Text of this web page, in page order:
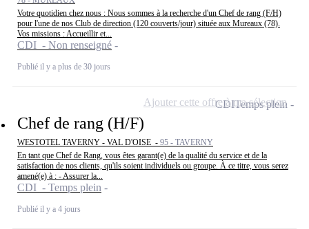
Votre quotidien chez nous : Nous sommes à la recherche d'un Chef de rang (F/H)
pour l'une de nos Club de direction (120 couverts/jour) située aux Mureaux (78).
Vos missions : Accueillir et...
CDI - Non renseigné
Publié il y a plus de 30 jours
Chef de rang (H/F)
WESTOTEL TAVERNY - VAL D'OISE - 95 - TAVERNY
En tant que Chef de Rang, vous êtes garant(e) de la qualité du service et de la
satisfaction de nos clients, qu'ils soient individuels ou groupe. À ce titre, vous serez
amené(e) à : - Assurer la...
CDI - Temps plein
Publié il y a 4 jours
CDITemps plein
Ajouter cette offre à ma sélection